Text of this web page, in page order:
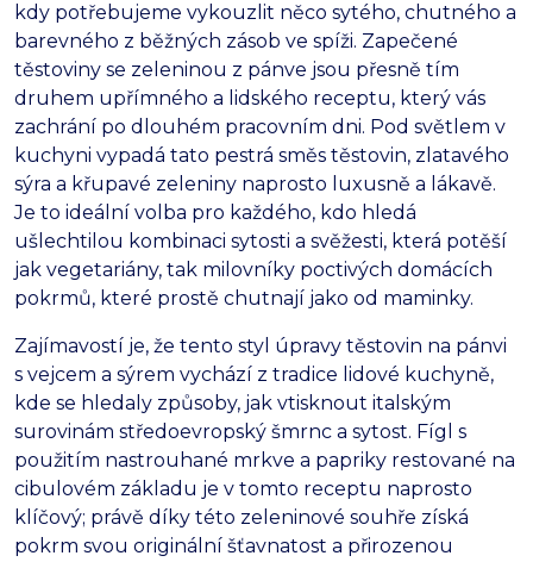
kdy potřebujeme vykouzlit něco sytého, chutného a
barevného z běžných zásob ve spíži. Zapečené
těstoviny se zeleninou z pánve jsou přesně tím
druhem upřímného a lidského receptu, který vás
zachrání po dlouhém pracovním dni. Pod světlem v
kuchyni vypadá tato pestrá směs těstovin, zlatavého
sýra a křupavé zeleniny naprosto luxusně a lákavě.
Je to ideální volba pro každého, kdo hledá
ušlechtilou kombinaci sytosti a svěžesti, která potěší
jak vegetariány, tak milovníky poctivých domácích
pokrmů, které prostě chutnají jako od maminky.
Zajímavostí je, že tento styl úpravy těstovin na pánvi
s vejcem a sýrem vychází z tradice lidové kuchyně,
kde se hledaly způsoby, jak vtisknout italským
surovinám středoevropský šmrnc a sytost. Fígl s
použitím nastrouhané mrkve a papriky restované na
cibulovém základu je v tomto receptu naprosto
klíčový; právě díky této zeleninové souhře získá
pokrm svou originální šťavnatost a přirozenou